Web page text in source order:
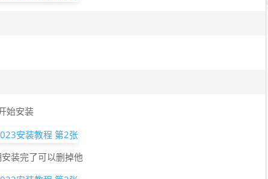
始安装
装完了可以删掉他